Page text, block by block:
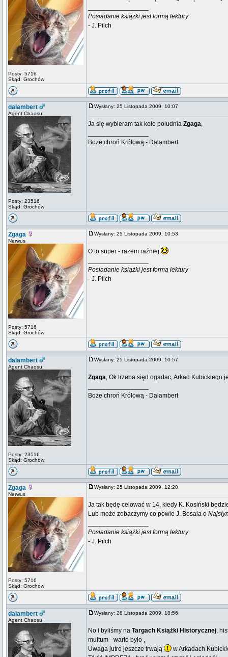
Posty: 5716
Skąd: Grochów
Posiadanie książki jest formą lektury
- J. Pilch
dalambert
Agent Chaosu
Posty: 23516
Skąd: Grochów
Wysłany: 25 Listopada 2009, 10:07
Ja się wybieram tak koło poludnia Zgaga,
Boże chroń Królową - Dalambert
Zgaga
Nerwus
Posty: 5716
Skąd: Grochów
Wysłany: 25 Listopada 2009, 10:53
O to super - razem raźniej
Posiadanie książki jest formą lektury
- J. Pilch
dalambert
Agent Chaosu
Posty: 23516
Skąd: Grochów
Wysłany: 25 Listopada 2009, 10:57
Zgaga, Ok trzeba sięd ogadac, Arkad Kubickiego
Boże chroń Królową - Dalambert
Zgaga
Nerwus
Posty: 5716
Skąd: Grochów
Wysłany: 25 Listopada 2009, 12:20
Ja tak będę celować w 14, kiedy K. Kosiński
Lub może zobaczymy co powie J. Bosala o
Posiadanie książki jest formą lektury
- J. Pilch
dalambert
Agent Chaosu
Wysłany: 28 Listopada 2009, 18:56
No i byliśmy na Targach Książki Historycznej,
multum - warto było ,
Uwaga jutro jeszcze trwają
w Arkadach